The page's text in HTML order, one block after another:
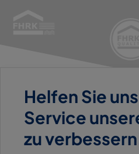
Helfen Sie
Service
zu
26. Mai 2023
CARL HAISCH
KG